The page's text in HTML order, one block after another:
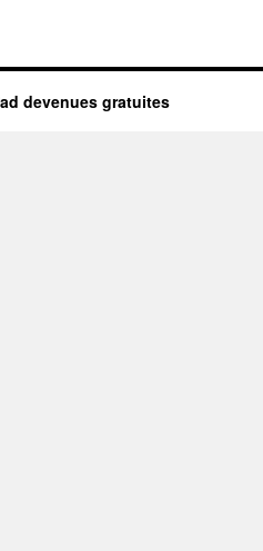
devenues gratuites